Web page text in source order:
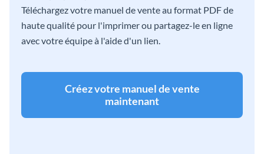
Téléchargez votre manuel de vente au format PDF de
haute qualité pour l'imprimer ou partagez-le en ligne
avec votre équipe à l'aide d'un lien.
Créez votre manuel de vente
maintenant